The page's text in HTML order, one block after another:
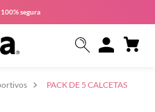
100% segura
PACK DE 5 CALCETAS